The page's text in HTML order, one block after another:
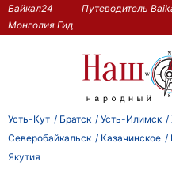
Байкал24 Путеводитель
Монголия Гид
Усть-Кут Братск Усть-Илимск
Северобайкальск
Казачинское
Якутия